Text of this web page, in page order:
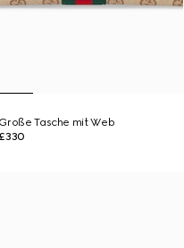
Große Tasche mit Web
£330